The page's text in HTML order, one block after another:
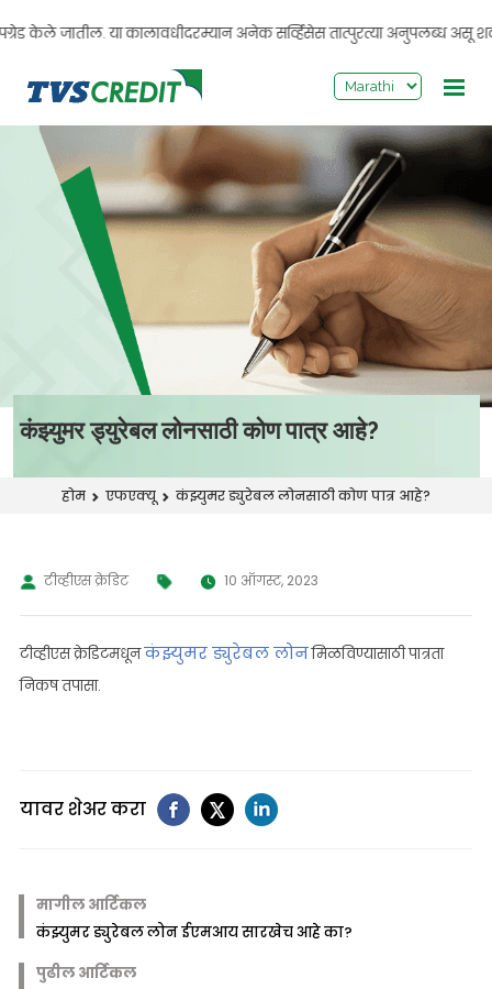
जातील. या कालावधीदरम्यान अनेक सर्व्हिसेस तात्पुरत्या अनुपलब्ध असू
कंझ्युमर ड्युरेबल लोनसाठी कोण पात्र आहे?
होम एफएक्यू कंझ्युमर ड्युरेबल लोनसाठी कोण पात्र आहे?
टीव्हीएस क्रेडिट 10 ऑगस्ट, 2023
टीव्हीएस क्रेडिटमधूनकंझ्युमर ड्युरेबल लोनमिळविण्यासाठी पात्रता
निकष तपासा.
यावर शेअर करा
मागील आर्टिकल
कंझ्युमर ड्युरेबल लोन ईएमआय सारखेच आहे का?
पुढील आर्टिकल